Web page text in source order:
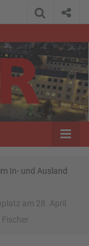
–
In- und Ausland
am 28. April